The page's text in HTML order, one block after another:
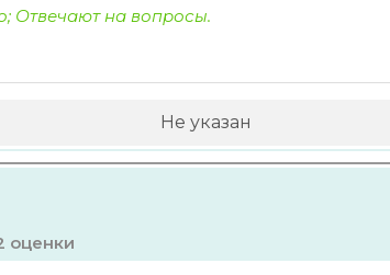
Отвечают на вопросы.
Не указан
оценки